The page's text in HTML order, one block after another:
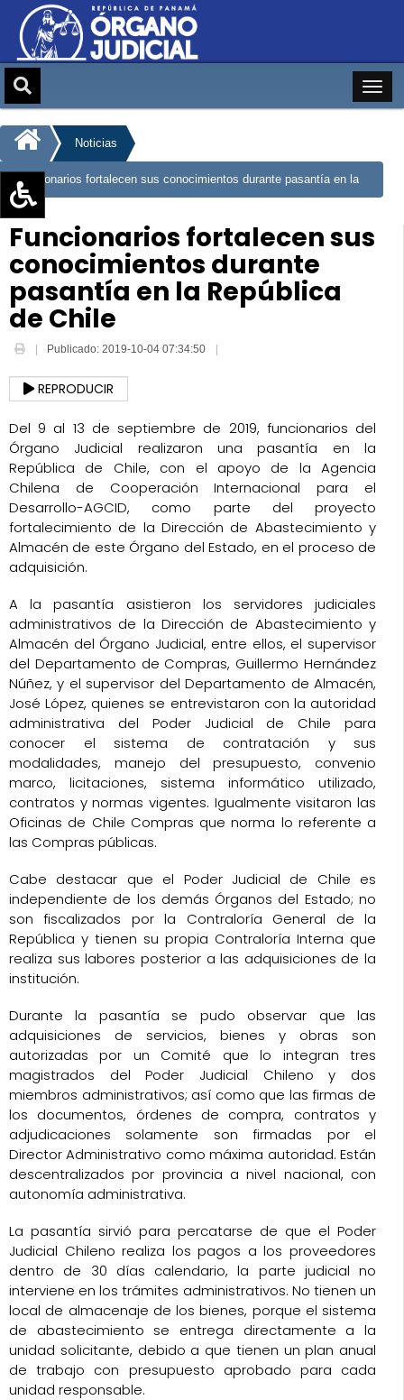
Aumentar texto (+)
Reducir texto (-)
Restablecer texto
Escala de Brillo
Escala de grises
Noticias
Funcionarios fortalecen sus conocimientos durante pasantía en la
Funcionarios fortalecen sus
conocimientos durante
pasantía en la República
de Chile
Publicado: 2019-10-04 07:34:50
REPRODUCIR
Del 9 al 13 de septiembre de 2019, funcionarios del
Órgano Judicial realizaron una pasantía en la
República de Chile, con el apoyo de la Agencia
Chilena de Cooperación Internacional para el
Desarrollo-AGCID, como parte del proyecto
fortalecimiento de la Dirección de Abastecimiento y
Almacén de este Órgano del Estado, en el proceso de
adquisición.
A la pasantía asistieron los servidores judiciales
administrativos de la Dirección de Abastecimiento y
Almacén del Órgano Judicial, entre ellos, el supervisor
del Departamento de Compras, Guillermo Hernández
Núñez, y el supervisor del Departamento de Almacén,
José López, quienes se entrevistaron con la autoridad
administrativa del Poder Judicial de Chile para
conocer el sistema de contratación y sus
modalidades, manejo del presupuesto, convenio
marco, licitaciones, sistema informático utilizado,
contratos y normas vigentes. Igualmente visitaron las
Oficinas de Chile Compras que norma lo referente a
las Compras públicas.
Cabe destacar que el Poder Judicial de Chile es
independiente de los demás Órganos del Estado; no
son fiscalizados por la Contraloría General de la
República y tienen su propia Contraloría Interna que
realiza sus labores posterior a las adquisiciones de la
institución.
Durante la pasantía se pudo observar que las
adquisiciones de servicios, bienes y obras son
autorizadas por un Comité que lo integran tres
magistrados del Poder Judicial Chileno y dos
miembros administrativos; así como que las firmas de
los documentos, órdenes de compra, contratos y
adjudicaciones solamente son firmadas por el
Director Administrativo como máxima autoridad. Están
descentralizados por provincia a nivel nacional, con
autonomía administrativa.
La pasantía sirvió para percatarse de que el Poder
Judicial Chileno realiza los pagos a los proveedores
dentro de 30 días calendario, la parte judicial no
interviene en los trámites administrativos. No tienen un
local de almacenaje de los bienes, porque el sistema
de abastecimiento se entrega directamente a la
unidad solicitante, debido a que tienen un plan anual
de trabajo con presupuesto aprobado para cada
unidad responsable.